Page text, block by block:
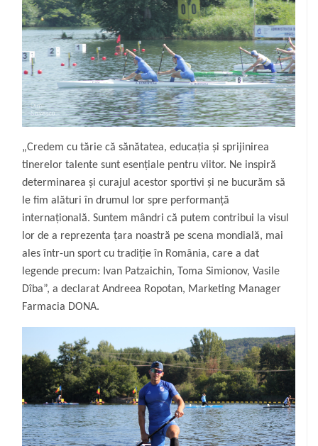
„Credem cu tărie că sănătatea, educația și sprijinirea
tinerelor talente sunt esențiale pentru viitor. Ne inspiră
determinarea și curajul acestor sportivi și ne bucurăm să
le fim alături în drumul lor spre performanță
internațională. Suntem mândri că putem contribui la visul
lor de a reprezenta țara noastră pe scena mondială, mai
ales într-un sport cu tradiție în România, care a dat
legende precum: Ivan Patzaichin, Toma Simionov, Vasile
Dîba”, a declarat Andreea Ropotan, Marketing Manager
Farmacia DONA.